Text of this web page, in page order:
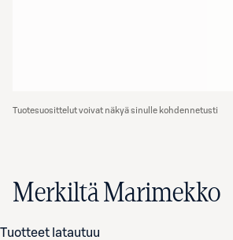
Tuotesuosittelut voivat näkyä sinulle kohdennetusti
Merkiltä Marimekko
Tuotteet latautuu